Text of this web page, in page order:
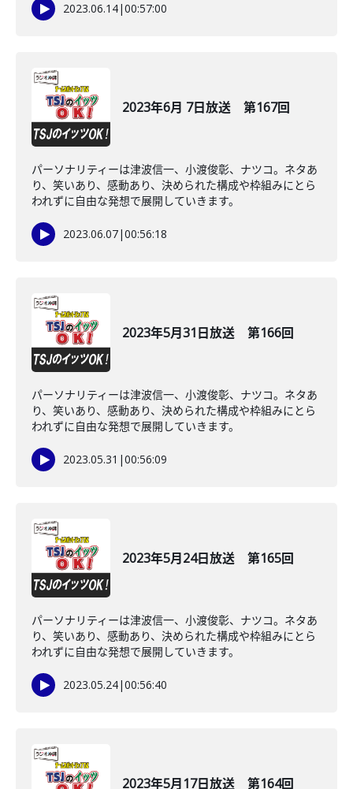
2023.06.14|00:57:00
2023年6月 7日放送 第167回
パーソナリティーは津波信一、小渡俊彰、ナツコ。ネタあ
り、笑いあり、感動あり、決められた構成や枠組みにとら
われずに自由な発想で展開していきます。
2023.06.07|00:56:18
2023年5月31日放送 第166回
パーソナリティーは津波信一、小渡俊彰、ナツコ。ネタあ
り、笑いあり、感動あり、決められた構成や枠組みにとら
われずに自由な発想で展開していきます。
2023.05.31 |00:56:09
2023年5月24日放送 第165回
パーソナリティーは津波信一、小渡俊彰、ナツコ。ネタあ
り、笑いあり、感動あり、決められた構成や枠組みにとら
われずに自由な発想で展開していきます。
2023.05.24|00:56:40
2023年5月17日放送 第164回